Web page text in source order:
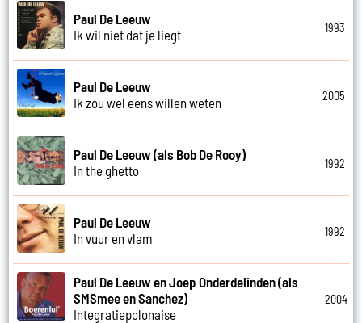
Paul De Leeuw
Ik wil niet dat je liegt
1993
Paul De Leeuw
Ik zou wel eens willen weten
2005
Paul De Leeuw (als Bob De Rooy)
In the ghetto
1992
Paul De Leeuw
In vuur en vlam
1992
Paul De Leeuw en Joep Onderdelinden (als
SMSmee en Sanchez)
Integratiepolonaise
2004